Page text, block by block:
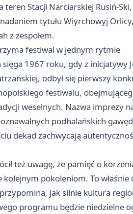
teren Stacji Narciarskiej Rusiń-
tytułu Wiyrchowyj
z zespołem.
festiwal w jednym rytmie
sięga 1967 roku, gdy z
odbył się pierwszy
festiwalu,
weselnych. Nazwa imprezy
podhalańskich
dekad zachwycają
też uwagę, że pamięć o
pokoleniom. To
jak silnie kultura
programu będzie niedzielne